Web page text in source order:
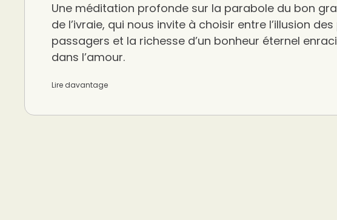
Une méditation profonde sur la parabole du bon
de l’ivraie, qui nous invite à choisir entre l’illusion
passagers et la richesse d’un bonheur éternel
dans l’amour.
Lire davantage